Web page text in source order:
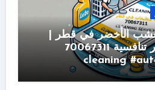
الأخضر في قطر |
خدمة مميزة بأسعار تنافسية 70067311